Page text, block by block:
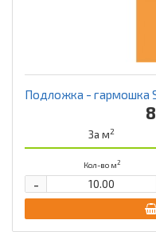
Подложка - гармошка
За м2
Кол-во м2
-